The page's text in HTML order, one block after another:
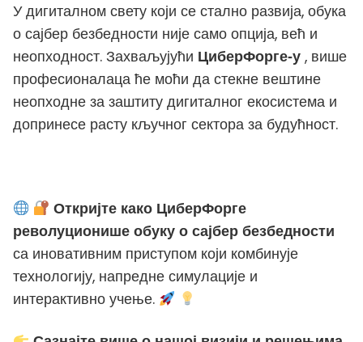
У дигиталном свету који се стално развија, обука
о сајбер безбедности није само опција, већ и
неопходност. Захваљујући ЦиберФорге-у , више
професионалаца ће моћи да стекне вештине
неопходне за заштиту дигиталног екосистема и
допринесе расту кључног сектора за будућност.
Откријте како ЦиберФорге
револуционише обуку о сајбер безбедности
са иновативним приступом који комбинује
технологију, напредне симулације и
интерактивно учење.